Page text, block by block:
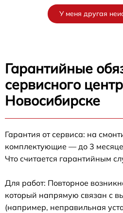
У меня другая
Гарантийные
сервисного
Новосибирске
Гарантия от сервиса: на
комплектующие — до 3
Что считается гарантийным
Для работ: Повторное
который напрямую связан с
(например, неправильная